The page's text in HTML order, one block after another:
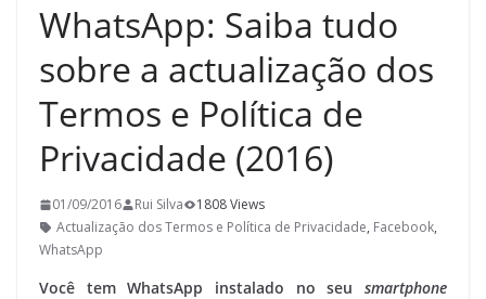
WhatsApp: Saiba tudo
sobre a actualização dos
Termos e Política de
Privacidade (2016)
01/09/2016 Rui Silva
1808 Views
Actualização dos Termos e Política de Privacidade, Facebook,
WhatsApp
Você tem WhatsApp instalado no seu smartphone